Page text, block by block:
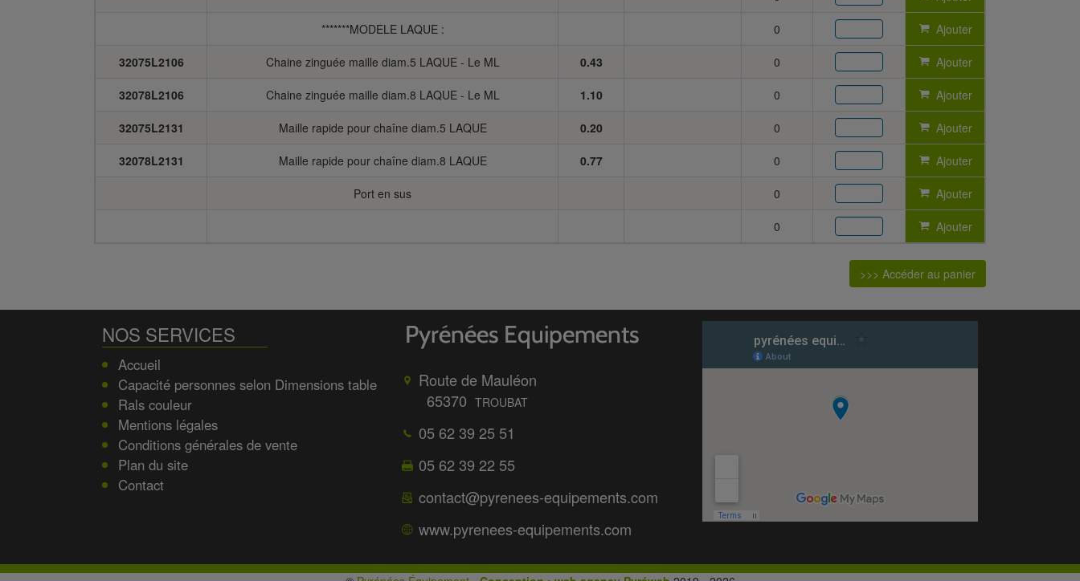
*******MODELE LAQUE : 0 Ajouter
32075L2106 Chaine zinguée maille diam.5 LAQUE - Le ML 0.43 0 Ajouter
32078L2106 Chaine zinguée maille diam.8 LAQUE - Le ML 1.10 0 Ajouter
32075L2131 Maille rapide pour chaîne diam.5 LAQUE 0.20 0 Ajouter
32078L2131 Maille rapide pour chaîne diam.8 LAQUE 0.77 0 Ajouter
Port en sus 0 Ajouter
0 Ajouter
>>> Accéder au panier
Route de Mauléon
65370 TROUBAT
05 62 39 25 51
05 62 39 22 55
contact@pyrenees-equipements.com
www.pyrenees-equipements.com
NOS SERVICES
Accueil
Capacité personnes selon Dimensions table
Rals couleur
Mentions légales
Conditions générales de vente
Plan du site
Contact